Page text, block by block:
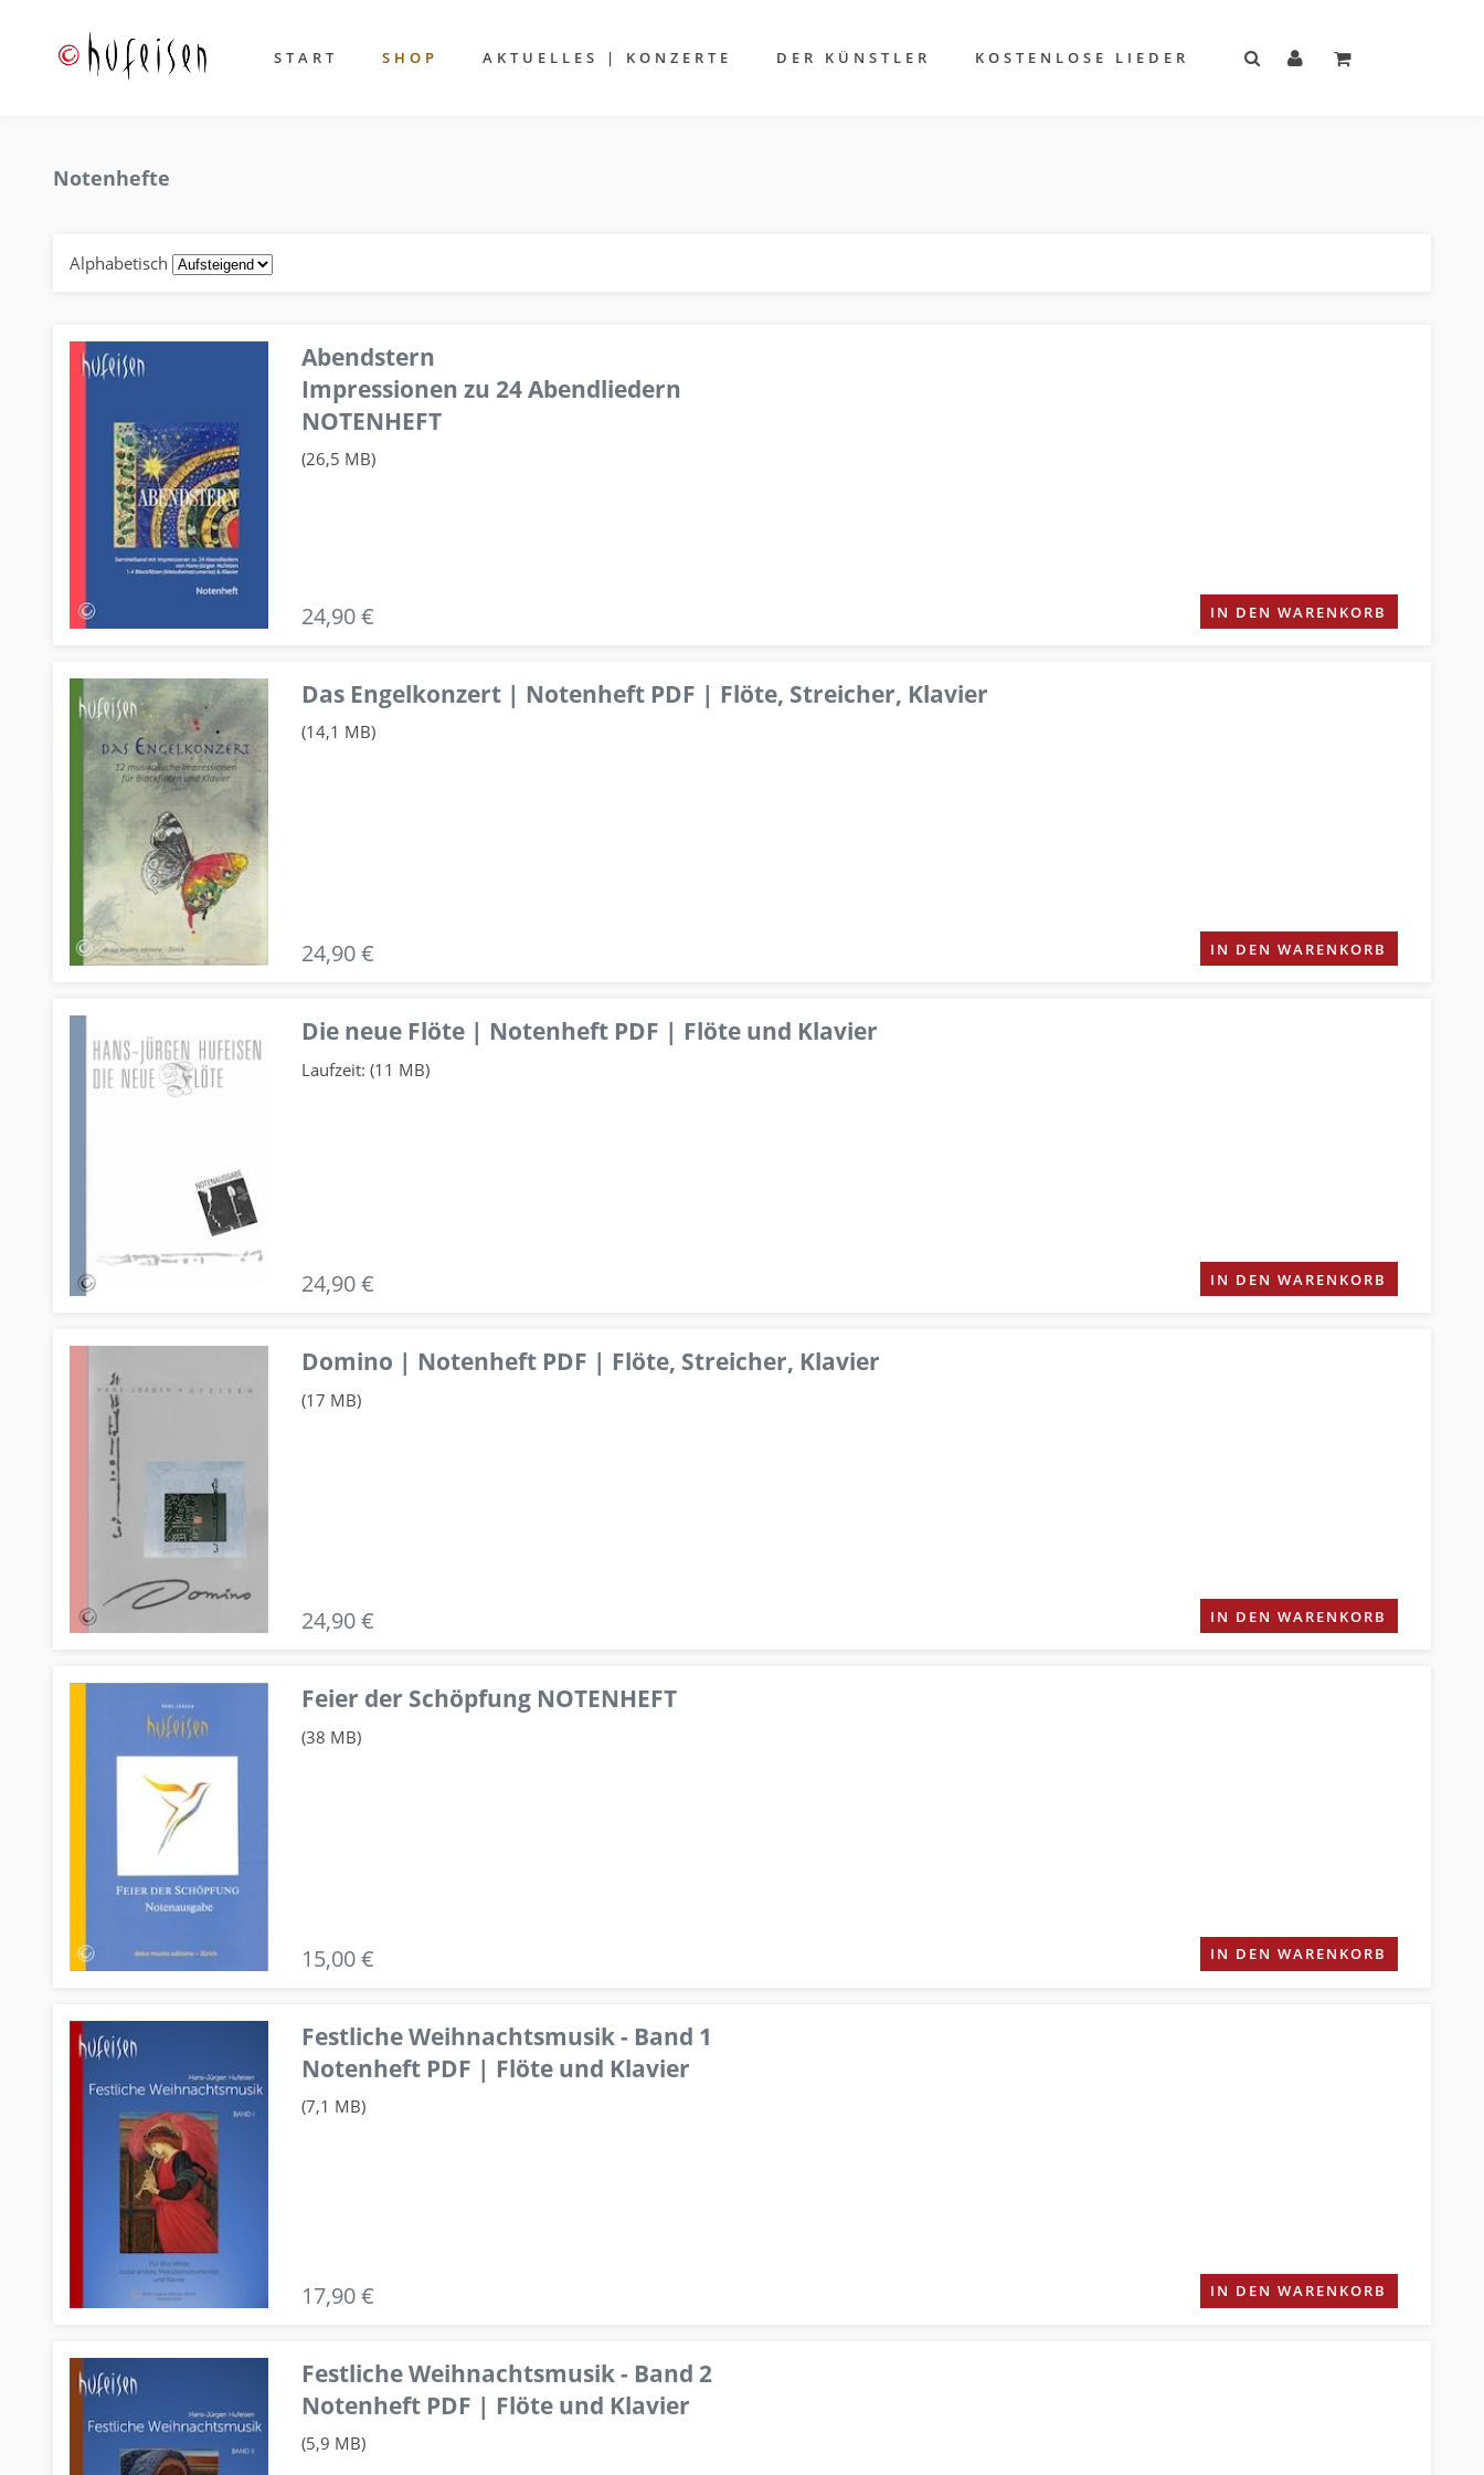
START SHOP AKTUELLES | KONZERTE DER KÜNSTLER KOSTENLOSE LIEDER
Notenhefte
Alphabetisch
Abendstern
Impressionen zu 24 Abendliedern
NOTENHEFT
(26,5 MB)
24,90 € IN DEN WARENKORB
Das Engelkonzert | Notenheft PDF | Flöte, Streicher, Klavier
(14,1 MB)
24,90 € IN DEN WARENKORB
Die neue Flöte | Notenheft PDF | Flöte und Klavier
Laufzeit: (11 MB)
24,90 € IN DEN WARENKORB
Domino | Notenheft PDF | Flöte, Streicher, Klavier
(17 MB)
24,90 € IN DEN WARENKORB
Feier der Schöpfung NOTENHEFT
(38 MB)
15,00 € IN DEN WARENKORB
Festliche Weihnachtsmusik - Band 1
Notenheft PDF | Flöte und Klavier
(7,1 MB)
17,90 € IN DEN WARENKORB
Festliche Weihnachtsmusik - Band 2
Notenheft PDF | Flöte und Klavier
(5,9 MB)